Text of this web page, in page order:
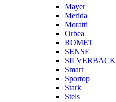
Mayer
Merida
Moratti
Orbea
ROMET
SENSE
SILVERBACK
Smart
Sportop
Stark
Stels